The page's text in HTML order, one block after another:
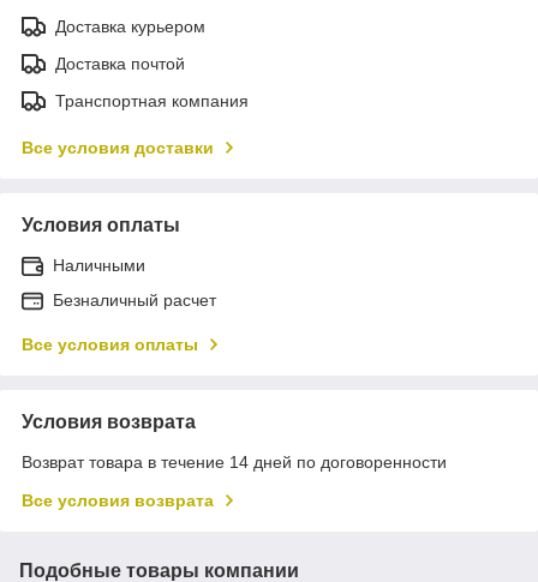
Доставка курьером
Доставка почтой
Транспортная компания
Все условия доставки
Условия оплаты
Наличными
Безналичный расчет
Все условия оплаты
Условия возврата
Возврат товара в течение 14 дней по договоренности
Все условия возврата
Подобные товары компании